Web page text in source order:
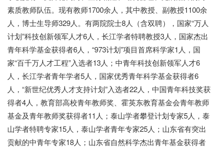
素质教师队伍。现有教师1700余人，其中教授、副教授1100余
人，博士生导师329人。有两院院士8人（含双聘），国家“万人
计划”科技创新领军人才6人，长江学者特聘教授3人，国家杰出
青年科学基金获得者6人，“973计划”项目首席科学家1人，国
家“百千万人才工程”入选者13人；中青年科技创新领军人才6
人，长江学者青年学者5人，国家优秀青年科学基金获得者6
人，“新世纪优秀人才支持计划”入选者22人，中国青年科技奖获
得者4人，教育部高校青年教师奖、霍英东教育基金会青年教师
基金及青年教师奖获得者11人；泰山学者攀登计划专家5人，泰
山学者特聘专家15人，泰山学者青年专家25人；山东省有突出
贡献的中青年专家18人；山东省自然科学杰出青年基金获得者